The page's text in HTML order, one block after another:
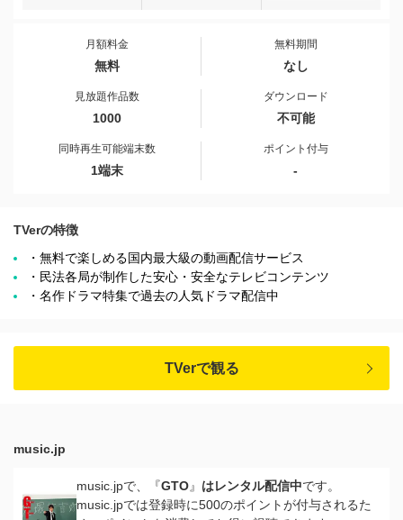
月額料金
無料
無料期間
なし
見放題作品数
1000
ダウンロード
不可能
同時再生可能端末数
1端末
ポイント付与
-
TVerの特徴
・無料で楽しめる国内最大級の動画配信サービス
・民法各局が制作した安心・安全なテレビコンテンツ
・名作ドラマ特集で過去の人気ドラマ配信中
TVerで観る
music.jp
music.jpで、『GTO』 はレンタル配信中です。
music.jpでは登録時に500のポイントが付与されるた